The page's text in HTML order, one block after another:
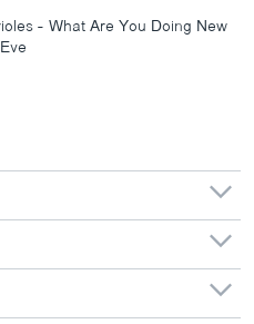
- What Are You Doing New